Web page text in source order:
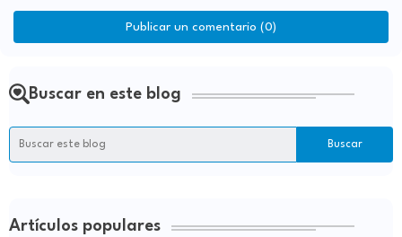
Publicar un comentario (0)
Buscar en este blog
Artículos populares